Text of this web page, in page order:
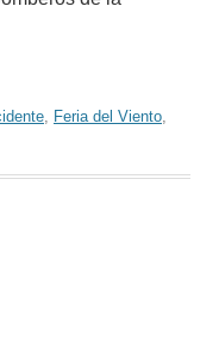
Feria del Viento